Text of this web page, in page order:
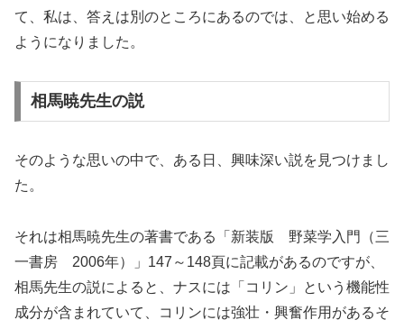
て、私は、答えは別のところにあるのでは、と思い始める
ようになりました。
相馬暁先生の説
そのような思いの中で、ある日、興味深い説を見つけまし
た。
それは相馬暁先生の著書である「新装版 野菜学入門（三
一書房 2006年）」147～148頁に記載があるのですが、
相馬先生の説によると、ナスには「コリン」という機能性
成分が含まれていて、コリンには強壮・興奮作用があるそ